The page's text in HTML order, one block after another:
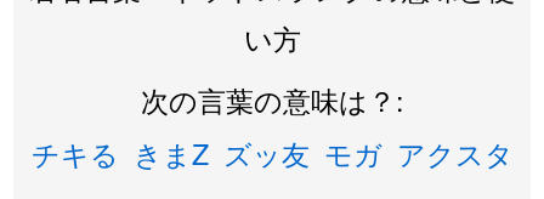
い方
次の言葉の意味は？:
チキる きまZ ズッ友 モガ アクスタ